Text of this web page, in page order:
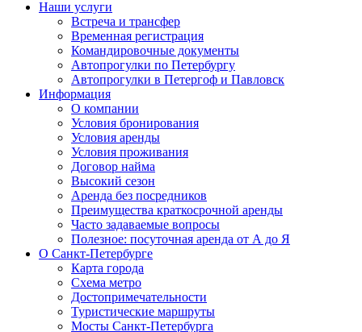
Наши услуги
Встреча и трансфер
Временная регистрация
Командировочные документы
Автопрогулки по Петербургу
Автопрогулки в Петергоф и Павловск
Информация
О компании
Условия бронирования
Условия аренды
Условия проживания
Договор найма
Высокий сезон
Аренда без посредников
Преимущества краткосрочной аренды
Часто задаваемые вопросы
Полезное: посуточная аренда от А до Я
О Санкт-Петербурге
Карта города
Схема метро
Достопримечательности
Туристические маршруты
Мосты Санкт-Петербурга